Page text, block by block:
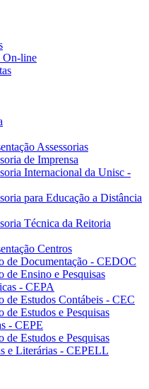
On-line
Assessorias
de Imprensa
Internacional da Unisc -
para Educação a Distância
Técnica da Reitoria
Centros
de Documentação - CEDOC
de Ensino e Pesquisas
- CEPA
de Estudos Contábeis - CEC
de Estudos e Pesquisas
- CEPE
de Estudos e Pesquisas
e Literárias - CEPELL